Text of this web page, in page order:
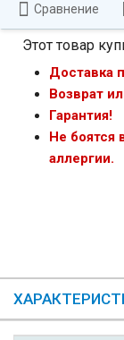
Сравнение
Этот товар
Доставка
Возврат
Гарантия!
Не
аллергии.